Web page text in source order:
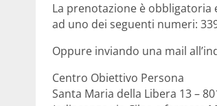
La prenotazione è
ad uno dei seguenti numeri:
Oppure inviando una mail
Centro Obiettivo Persona
Santa Maria della Libera 13 –